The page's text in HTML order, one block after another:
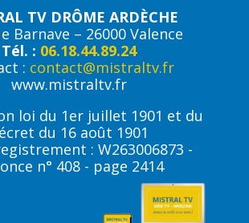
TV DRÔME ARDÈCHE
Barnave – 26000 Valence
Tél. : 06.18.44.89.24
: contact@mistraltv.fr
www.mistraltv.fr
loi du 1er juillet 1901 et du
du 16 août 1901
: W263006873 -
n° 408 - page 2414